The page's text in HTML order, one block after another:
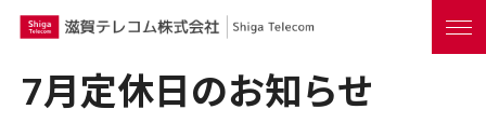
7月定休日のお知らせ